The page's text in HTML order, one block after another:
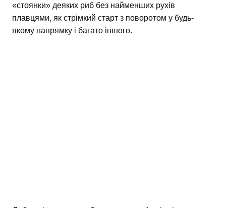
«стоянки» деяких риб без найменших рухів
плавцями, як стрімкий старт з поворотом у будь-
якому напрямку і багато іншого.